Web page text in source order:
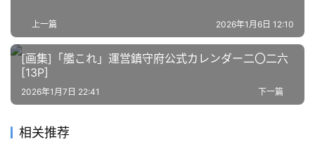
萌
绘
图
上一篇 2026年1月6日 12:10
[画集]「艦これ」運営鎮守府公式カレンダー二〇二六
[13P]
下一篇
2026年1月7日 22:41
相关推荐